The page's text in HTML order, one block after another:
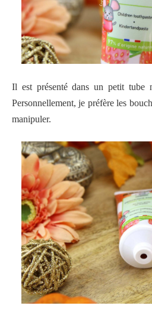
Il est présenté dans un petit tube
Personnellement, je préfère les
manipuler.